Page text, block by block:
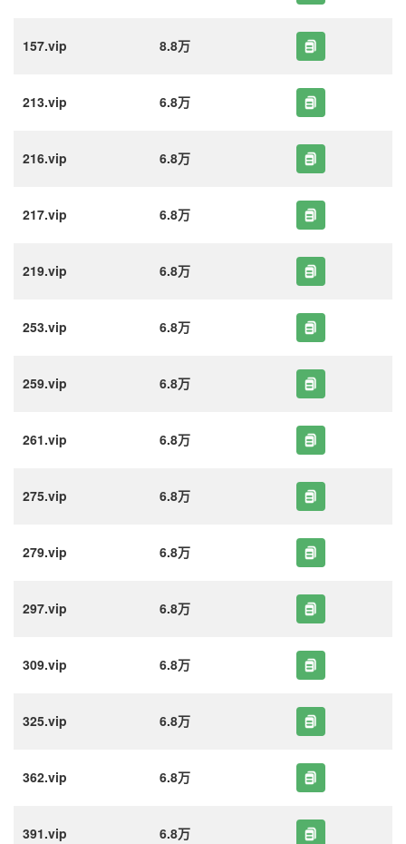
157.vip 8.8万
213.vip 6.8万
216.vip 6.8万
217.vip 6.8万
219.vip 6.8万
253.vip 6.8万
259.vip 6.8万
261.vip 6.8万
275.vip 6.8万
279.vip 6.8万
297.vip 6.8万
309.vip 6.8万
325.vip 6.8万
362.vip 6.8万
391.vip 6.8万